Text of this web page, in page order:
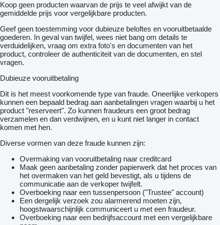
Koop geen producten waarvan de prijs te veel afwijkt van de
gemiddelde prijs voor vergelijkbare producten.
Geef geen toestemming voor dubieuze beloftes en vooruitbetaalde
goederen. In geval van twijfel, wees niet bang om details te
verduidelijken, vraag om extra foto's en documenten van het
product, controleer de authenticiteit van de documenten, en stel
vragen.
Dubieuze vooruitbetaling
Dit is het meest voorkomende type van fraude. Oneerlijke verkopers
kunnen een bepaald bedrag aan aanbetalingen vragen waarbij u het
product "reserveert". Zo kunnen fraudeurs een groot bedrag
verzamelen en dan verdwijnen, en u kunt niet langer in contact
komen met hen.
Diverse vormen van deze fraude kunnen zijn:
Overmaking van vooruitbetaling naar creditcard
Maak geen aanbetaling zonder papierwerk dat het proces van
het overmaken van het geld bevestigt, als u tijdens de
communicatie aan de verkoper twijfelt.
Overboeking naar een tussenpersoon ("Trustee" account)
Een dergelijk verzoek zou alarmerend moeten zijn,
hoogstwaarschijnlijk communiceert u met een fraudeur.
Overboeking naar een bedrijfsaccount met een vergelijkbare